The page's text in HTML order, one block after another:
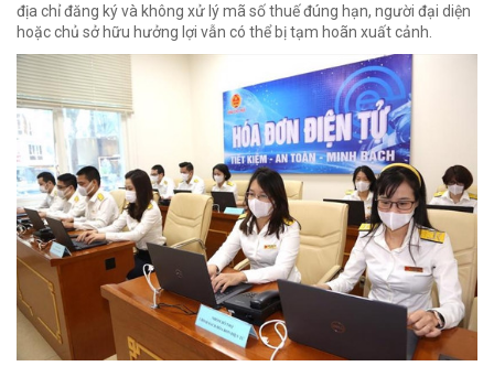
địa chỉ đăng ký và không xử lý mã số thuế đúng hạn, người đại diện
hoặc chủ sở hữu hưởng lợi vẫn có thể bị tạm hoãn xuất cảnh.